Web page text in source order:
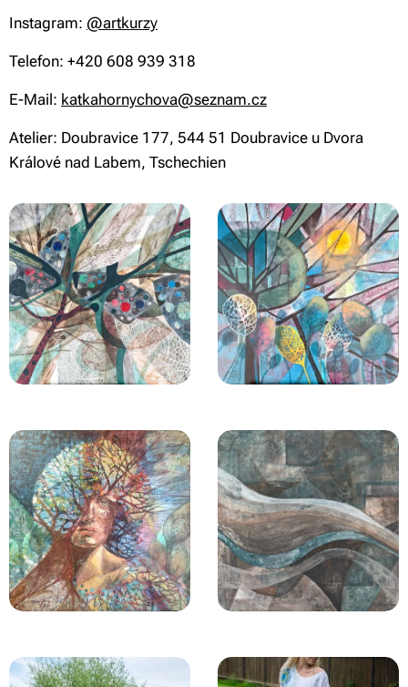
Instagram: @artkurzy
Telefon: +420 608 939 318
E-Mail: katkahornychova@seznam.cz
Atelier: Doubravice 177, 544 51 Doubravice u Dvora
Králové nad Labem, Tschechien